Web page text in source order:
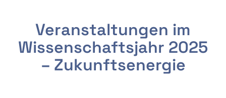
Veranstaltungen im
Wissenschaftsjahr 2025
– Zukunftsenergie